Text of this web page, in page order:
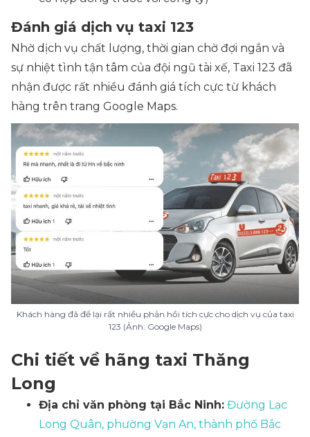
Đánh giá dịch vụ taxi 123
Nhờ dịch vụ chất lượng, thời gian chờ đợi ngắn và
sự nhiệt tình tận tâm của đội ngũ tài xế, Taxi 123 đã
nhận được rất nhiều đánh giá tích cực từ khách
hàng trên trang Google Maps.
Khách hàng đã để lại rất nhiều phản hồi tích cực cho dịch vụ của taxi
123 (Ảnh: Google Maps)
Chi tiết về hãng taxi Thăng
Long
Địa chỉ văn phòng tại Bắc Ninh: Đường Lạc
Long Quân, phường Vạn An, thành phố Bắc